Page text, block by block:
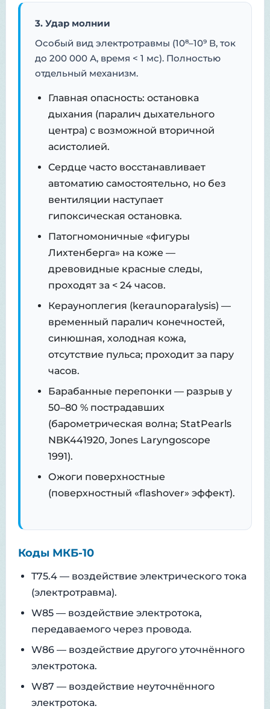
3. Удар молнии
Особый вид электротравмы (10⁸–10⁹ В, ток
до 200 000 А, время < 1 мс). Полностью
отдельный механизм.
Главная опасность: остановка
дыхания (паралич дыхательного
центра) с возможной вторичной
асистолией.
Сердце часто восстанавливает
автоматию самостоятельно, но без
вентиляции наступает
гипоксическая остановка.
Патогномоничные «фигуры
Лихтенберга» на коже —
древовидные красные следы,
проходят за < 24 часов.
Керауноплегия (keraunoparalysis) —
временный паралич конечностей,
синюшная, холодная кожа,
отсутствие пульса; проходит за пару
часов.
Барабанные перепонки — разрыв у
50–80 % пострадавших
(барометрическая волна; StatPearls
NBK441920, Jones Laryngoscope
1991).
Ожоги поверхностные
(поверхностный «flashover» эффект).
Коды МКБ-10
T75.4 — воздействие электрического тока
(электротравма).
W85 — воздействие электротока,
передаваемого через провода.
W86 — воздействие другого уточнённого
электротока.
W87 — воздействие неуточнённого
электротока.